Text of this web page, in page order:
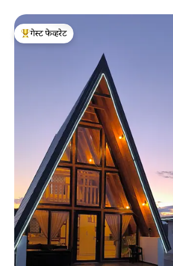
टॉप गेस्ट फेव्हरेट
गेस्ट फेव्हरेट